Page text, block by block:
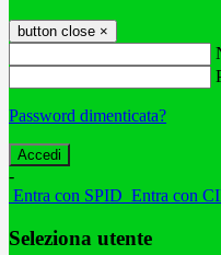
button close ×
Password dimenticata?
-
Entra con SPID Entra con
Seleziona utente